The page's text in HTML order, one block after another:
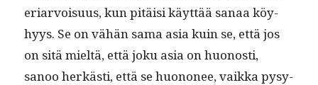
eri­ar­voisu­us, kun pitäisi käyt­tää sanaa köy­
hyys. Se on vähän sama asia kuin se, että jos
on sitä mieltä, että joku asia on huonos­ti,
sanoo herkästi, että se huononee, vaik­ka pysy­